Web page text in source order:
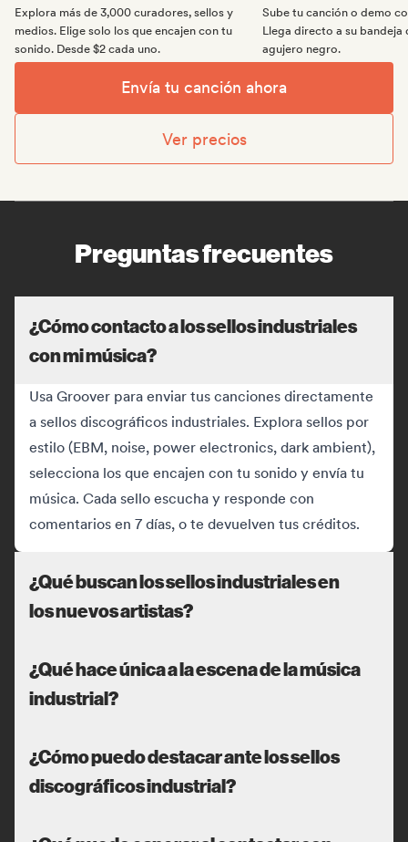
Explora más de 3,000 curadores, sellos y
medios. Elige solo los que encajen con tu
sonido. Desde $2 cada uno.
Sube tu canción o demo
Llega directo a su bandeja
agujero negro.
Envía tu canción ahora
Ver precios
Preguntas frecuentes
¿Cómo contacto a los sellos industriales
con mi música?
Usa Groover para enviar tus canciones directamente
a sellos discográficos industriales. Explora sellos por
estilo (EBM, noise, power electronics, dark ambient),
selecciona los que encajen con tu sonido y envía tu
música. Cada sello escucha y responde con
comentarios en 7 días, o te devuelven tus créditos.
¿Qué buscan los sellos industriales en
los nuevos artistas?
¿Qué hace única a la escena de la música
industrial?
¿Cómo puedo destacar ante los sellos
discográficos industrial?